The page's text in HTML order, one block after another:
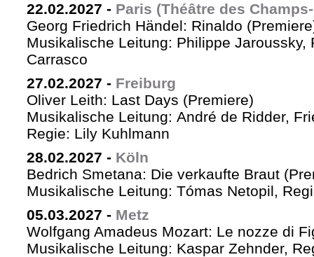
22.02.2027 - Paris (Théâtre des
Georg Friedrich Händel: Rinaldo
Musikalische Leitung: Philippe Jaroussky,
Carrasco
27.02.2027 - Freiburg
Oliver Leith: Last Days (Premiere)
Musikalische Leitung: André de Ridder,
Regie: Lily Kuhlmann
28.02.2027 - Köln
Bedrich Smetana: Die verkaufte Braut
Musikalische Leitung: Tómas Netopil,
05.03.2027 - Metz
Wolfgang Amadeus Mozart: Le nozze di
Musikalische Leitung: Kaspar Zehnder,